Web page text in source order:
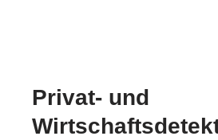
Privat- und